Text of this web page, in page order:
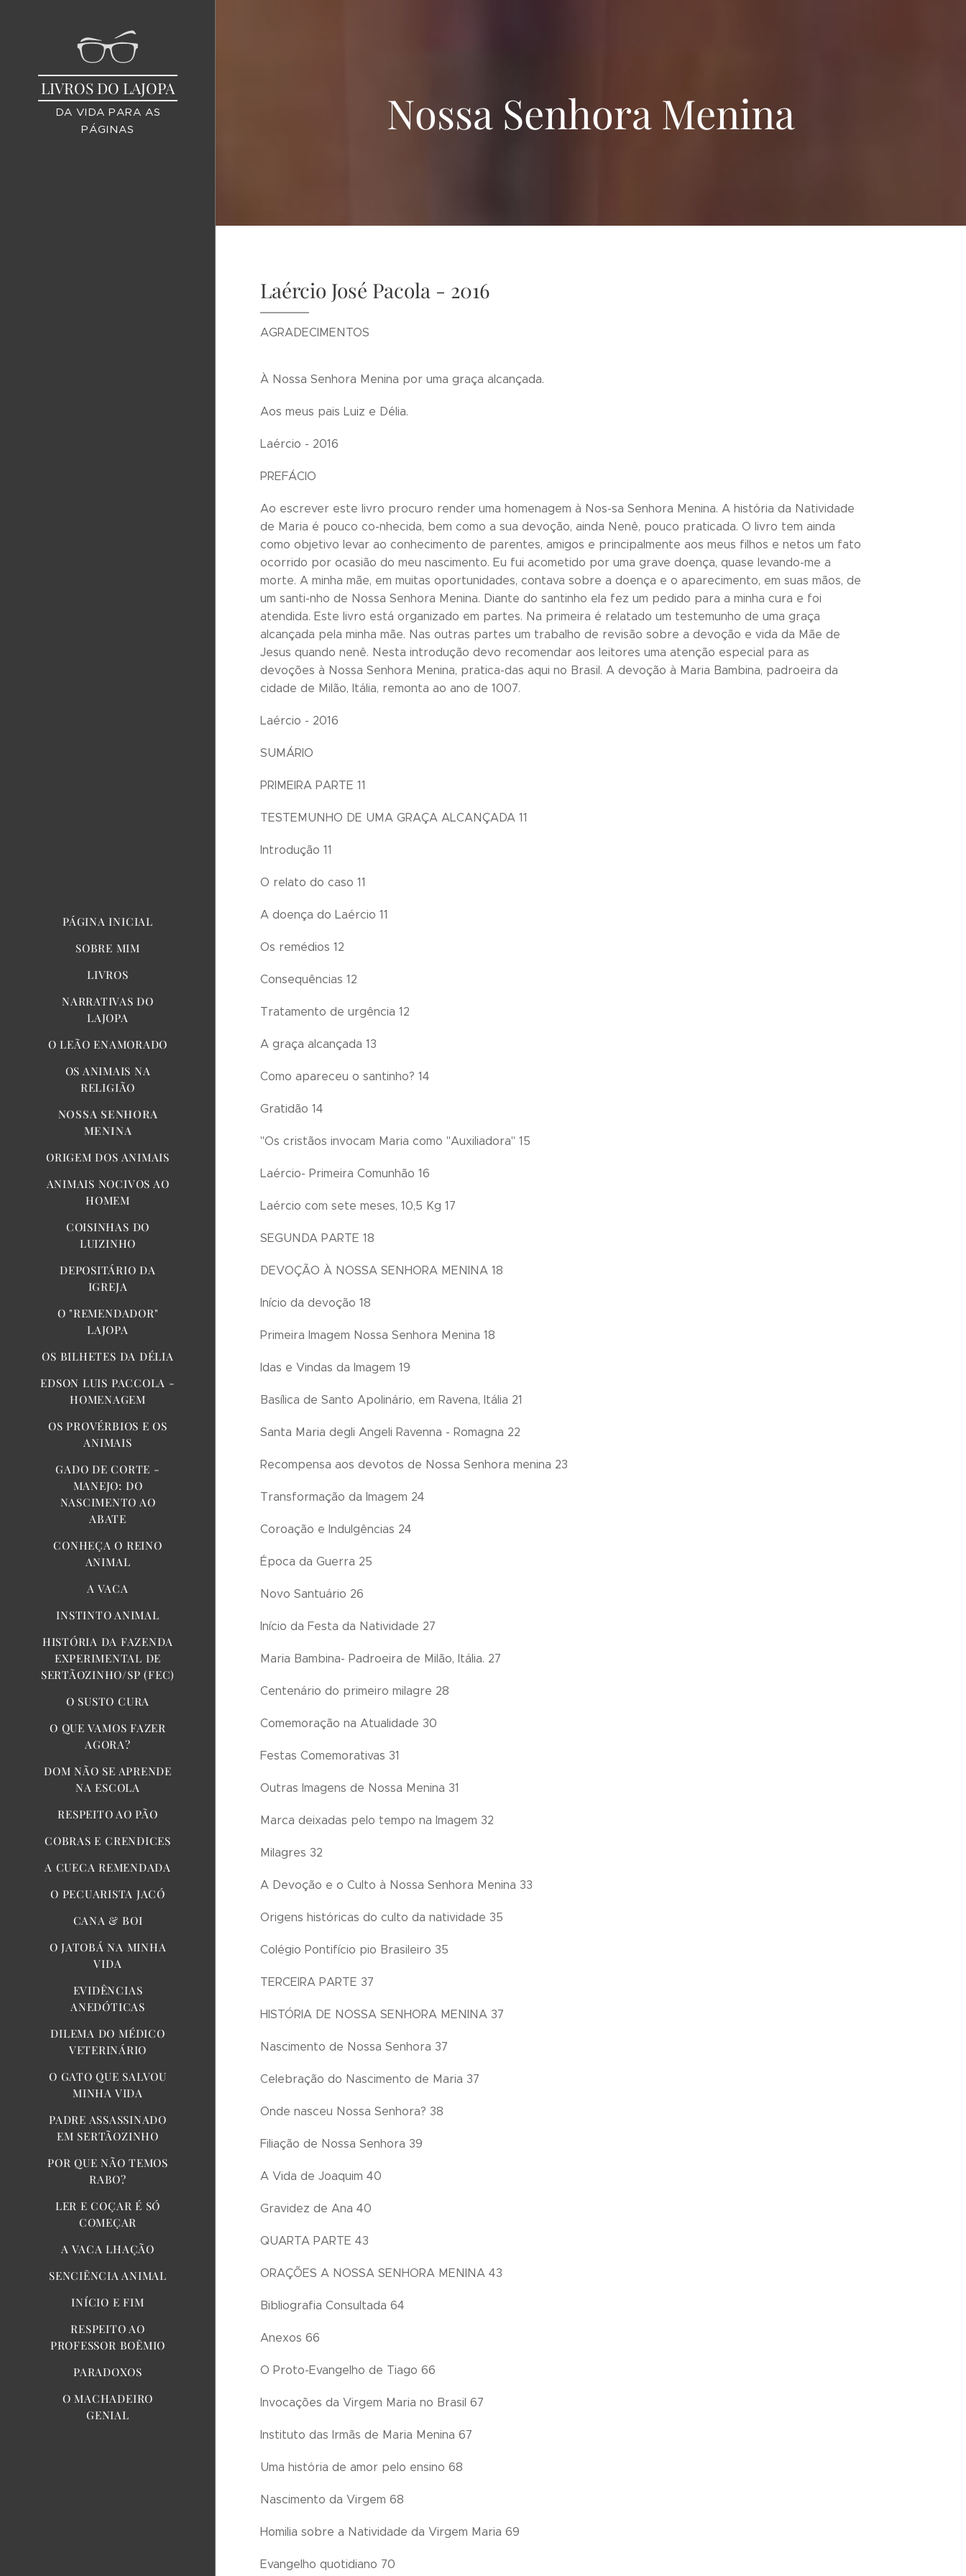
LIVROS DO LAJOPA
DA VIDA PARA AS
PÁGINAS
PÁGINA INICIAL
SOBRE MIM
LIVROS
NARRATIVAS DO
LAJOPA
O LEÃO ENAMORADO
OS ANIMAIS NA
RELIGIÃO
NOSSA SENHORA
MENINA
ORIGEM DOS ANIMAIS
ANIMAIS NOCIVOS AO
HOMEM
COISINHAS DO
LUIZINHO
DEPOSITÁRIO DA
IGREJA
O "REMENDADOR"
LAJOPA
OS BILHETES DA DÉLIA
EDSON LUIS PACCOLA -
HOMENAGEM
OS PROVÉRBIOS E OS
ANIMAIS
GADO DE CORTE -
MANEJO: DO
NASCIMENTO AO
ABATE
CONHEÇA O REINO
ANIMAL
A VACA
INSTINTO ANIMAL
HISTÓRIA DA FAZENDA
EXPERIMENTAL DE
SERTÃOZINHO/SP (FEC)
O SUSTO CURA
O QUE VAMOS FAZER
AGORA?
DOM NÃO SE APRENDE
NA ESCOLA
RESPEITO AO PÃO
COBRAS E CRENDICES
A CUECA REMENDADA
O PECUARISTA JACÓ
CANA & BOI
O JATOBÁ NA MINHA
VIDA
EVIDÊNCIAS
ANEDÓTICAS
DILEMA DO MÉDICO
VETERINÁRIO
O GATO QUE SALVOU
MINHA VIDA
PADRE ASSASSINADO
EM SERTÃOZINHO
POR QUE NÃO TEMOS
RABO?
LER E COÇAR É SÓ
COMEÇAR
A VACA LHAÇÃO
SENCIÊNCIA ANIMAL
INÍCIO E FIM
RESPEITO AO
PROFESSOR BOÊMIO
PARADOXOS
O MACHADEIRO
GENIAL
Nossa Senhora Menina
Laércio José Pacola - 2016
AGRADECIMENTOS
À Nossa Senhora Menina por uma graça alcançada.
Aos meus pais Luiz e Délia.
Laércio - 2016
PREFÁCIO
Ao escrever este livro procuro render uma homenagem à Nos-sa Senhora Menina. A história da Natividade
de Maria é pouco co-nhecida, bem como a sua devoção, ainda Nenê, pouco praticada. O livro tem ainda
como objetivo levar ao conhecimento de parentes, amigos e principalmente aos meus filhos e netos um fato
ocorrido por ocasião do meu nascimento. Eu fui acometido por uma grave doença, quase levando-me a
morte. A minha mãe, em muitas oportunidades, contava sobre a doença e o aparecimento, em suas mãos, de
um santi-nho de Nossa Senhora Menina. Diante do santinho ela fez um pedido para a minha cura e foi
atendida. Este livro está organizado em partes. Na primeira é relatado um testemunho de uma graça
alcançada pela minha mãe. Nas outras partes um trabalho de revisão sobre a devoção e vida da Mãe de
Jesus quando nenê. Nesta introdução devo recomendar aos leitores uma atenção especial para as
devoções à Nossa Senhora Menina, pratica-das aqui no Brasil. A devoção à Maria Bambina, padroeira da
cidade de Milão, Itália, remonta ao ano de 1007.
Laércio - 2016
SUMÁRIO
PRIMEIRA PARTE 11
TESTEMUNHO DE UMA GRAÇA ALCANÇADA 11
Introdução 11
O relato do caso 11
A doença do Laércio 11
Os remédios 12
Consequências 12
Tratamento de urgência 12
A graça alcançada 13
Como apareceu o santinho? 14
Gratidão 14
"Os cristãos invocam Maria como "Auxiliadora" 15
Laércio- Primeira Comunhão 16
Laércio com sete meses, 10,5 Kg 17
SEGUNDA PARTE 18
DEVOÇÃO À NOSSA SENHORA MENINA 18
Início da devoção 18
Primeira Imagem Nossa Senhora Menina 18
Idas e Vindas da Imagem 19
Basílica de Santo Apolinário, em Ravena, Itália 21
Santa Maria degli Angeli Ravenna - Romagna 22
Recompensa aos devotos de Nossa Senhora menina 23
Transformação da Imagem 24
Coroação e Indulgências 24
Época da Guerra 25
Novo Santuário 26
Início da Festa da Natividade 27
Maria Bambina- Padroeira de Milão, Itália. 27
Centenário do primeiro milagre 28
Comemoração na Atualidade 30
Festas Comemorativas 31
Outras Imagens de Nossa Menina 31
Marca deixadas pelo tempo na Imagem 32
Milagres 32
A Devoção e o Culto à Nossa Senhora Menina 33
Origens históricas do culto da natividade 35
Colégio Pontifício pio Brasileiro 35
TERCEIRA PARTE 37
HISTÓRIA DE NOSSA SENHORA MENINA 37
Nascimento de Nossa Senhora 37
Celebração do Nascimento de Maria 37
Onde nasceu Nossa Senhora? 38
Filiação de Nossa Senhora 39
A Vida de Joaquim 40
Gravidez de Ana 40
QUARTA PARTE 43
ORAÇÕES A NOSSA SENHORA MENINA 43
Bibliografia Consultada 64
Anexos 66
O Proto-Evangelho de Tiago 66
Invocações da Virgem Maria no Brasil 67
Instituto das Irmãs de Maria Menina 67
Uma história de amor pelo ensino 68
Nascimento da Virgem 68
Homilia sobre a Natividade da Virgem Maria 69
Evangelho quotidiano 70